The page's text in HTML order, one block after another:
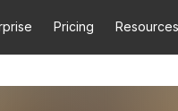
Pricing Resources